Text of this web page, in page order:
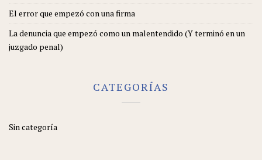
El error que empezó con una firma
La denuncia que empezó como un malentendido (Y terminó en un
juzgado penal)
CATEGORÍAS
Sin categoría